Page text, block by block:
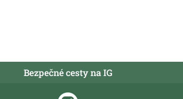
Bezpečné cesty na IG